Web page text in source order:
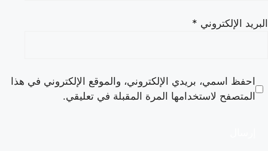
البريد الإلكتروني *
احفظ اسمي، بريدي الإلكتروني، والموقع الإلكتروني في هذا
المتصفح لاستخدامها المرة المقبلة في تعليقي.